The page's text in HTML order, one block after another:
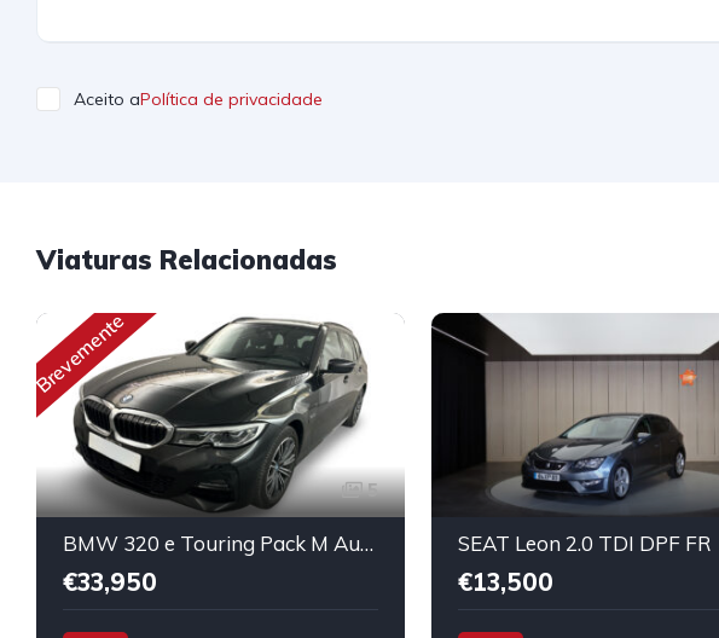
Aceito aPolítica de privacidade
Viaturas Relacionadas
Brevemente
5
BMW 320 e Touring Pack M Auto
€33,950
SEAT Leon 2.0 TDI DPF FR
€13,500